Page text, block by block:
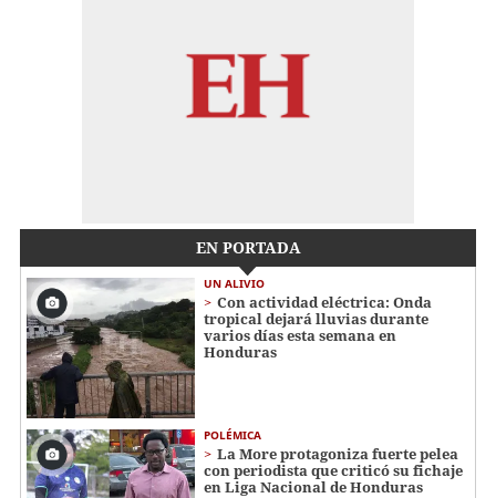
EN PORTADA
UN ALIVIO
Con actividad eléctrica: Onda
tropical dejará lluvias durante
varios días esta semana en
Honduras
POLÉMICA
La More protagoniza fuerte pelea
con periodista que criticó su fichaje
en Liga Nacional de Honduras